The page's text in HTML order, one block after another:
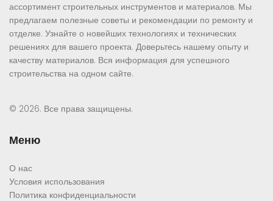
ассортимент строительных инструментов и материалов. Мы
предлагаем полезные советы и рекомендации по ремонту и
отделке. Узнайте о новейших технологиях и технических
решениях для вашего проекта. Доверьтесь нашему опыту и
качеству материалов. Вся информация для успешного
строительства на одном сайте.
© 2026. Все права защищены.
Меню
О нас
Условия использования
Политика конфиденциальности